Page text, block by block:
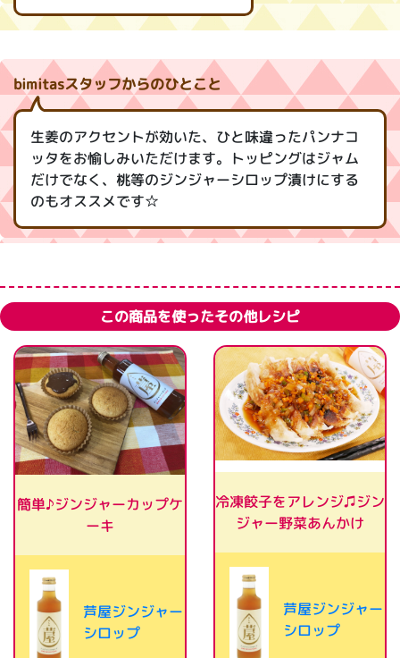
bimitasスタッフからのひとこと
生姜のアクセントが効いた、ひと味違ったパンナコ
ッタをお愉しみいただけます。トッピングはジャム
だけでなく、桃等のジンジャーシロップ漬けにする
のもオススメです☆
この商品を使ったその他レシピ
簡単♪ジンジャーカップケ
ーキ
芦屋ジンジャー
シロップ
冷凍餃子をアレンジ♫ジン
ジャー野菜あんかけ
芦屋ジンジャー
シロップ